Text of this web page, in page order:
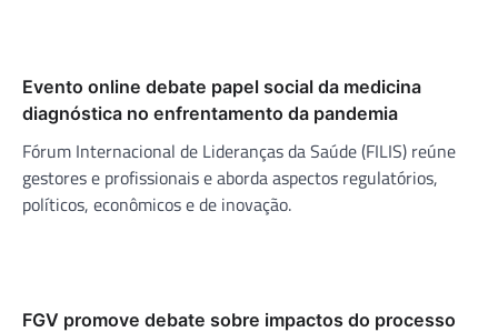
Evento online debate papel social da medicina
diagnóstica no enfrentamento da pandemia
Fórum Internacional de Lideranças da Saúde (FILIS) reúne
gestores e profissionais e aborda aspectos regulatórios,
políticos, econômicos e de inovação.
FGV promove debate sobre impactos do processo